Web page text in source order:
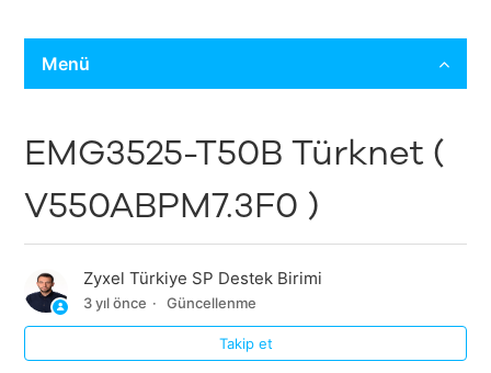
Menü
EMG3525-T50B Türknet (
V550ABPM7.3F0 )
Zyxel Türkiye SP Destek Birimi
3 yıl önce Güncellenme
Takip et